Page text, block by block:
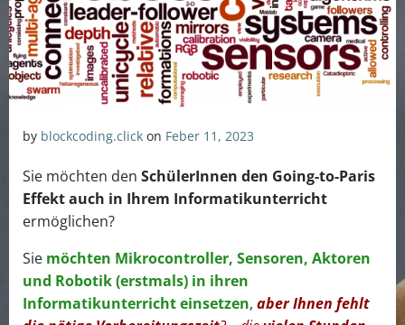
by blockcoding.click on Feber 11, 2023
Sie möchten den SchülerInnen den Going-to-Paris
Effektauch in Ihrem Informatikunterricht
ermöglichen?
Sie möchten Mikrocontroller, Sensoren, Aktoren
und Robotik (erstmals) in ihren
Informatikunterricht einsetzen, aber Ihnen fehlt